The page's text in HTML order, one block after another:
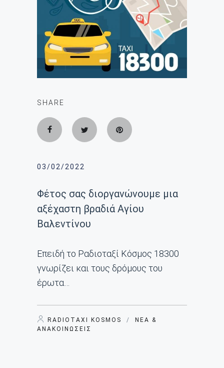
SHARE
03/02/2022
Φέτος σας διοργανώνουμε μια
αξέχαστη βραδιά Αγίου
Βαλεντίνου
Επειδή το Ραδιοταξί Κόσμος 18300
γνωρίζει και τους δρόμους του
έρωτα…
RADIOTAXI KOSMOS / ΝΈΑ &
ΑΝΑΚΟΙΝΏΣΕΙΣ